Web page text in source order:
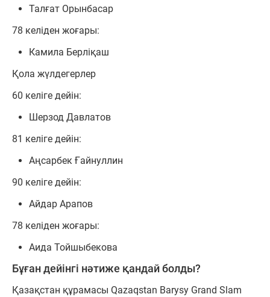
Талғат Орынбасар
78 келіден жоғары:
Камила Берліқаш
Қола жүлдегерлер
60 келіге дейін:
Шерзод Давлатов
81 келіге дейін:
Аңсарбек Ғайнуллин
90 келіге дейін:
Айдар Арапов
78 келіден жоғары:
Аида Тойшыбекова
Бұған дейінгі нәтиже қандай болды?
Қазақстан құрамасы Qazaqstan Barysy Grand Slam